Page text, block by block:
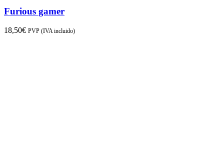
Furious gamer
18,50€ PVP (IVA incluido)